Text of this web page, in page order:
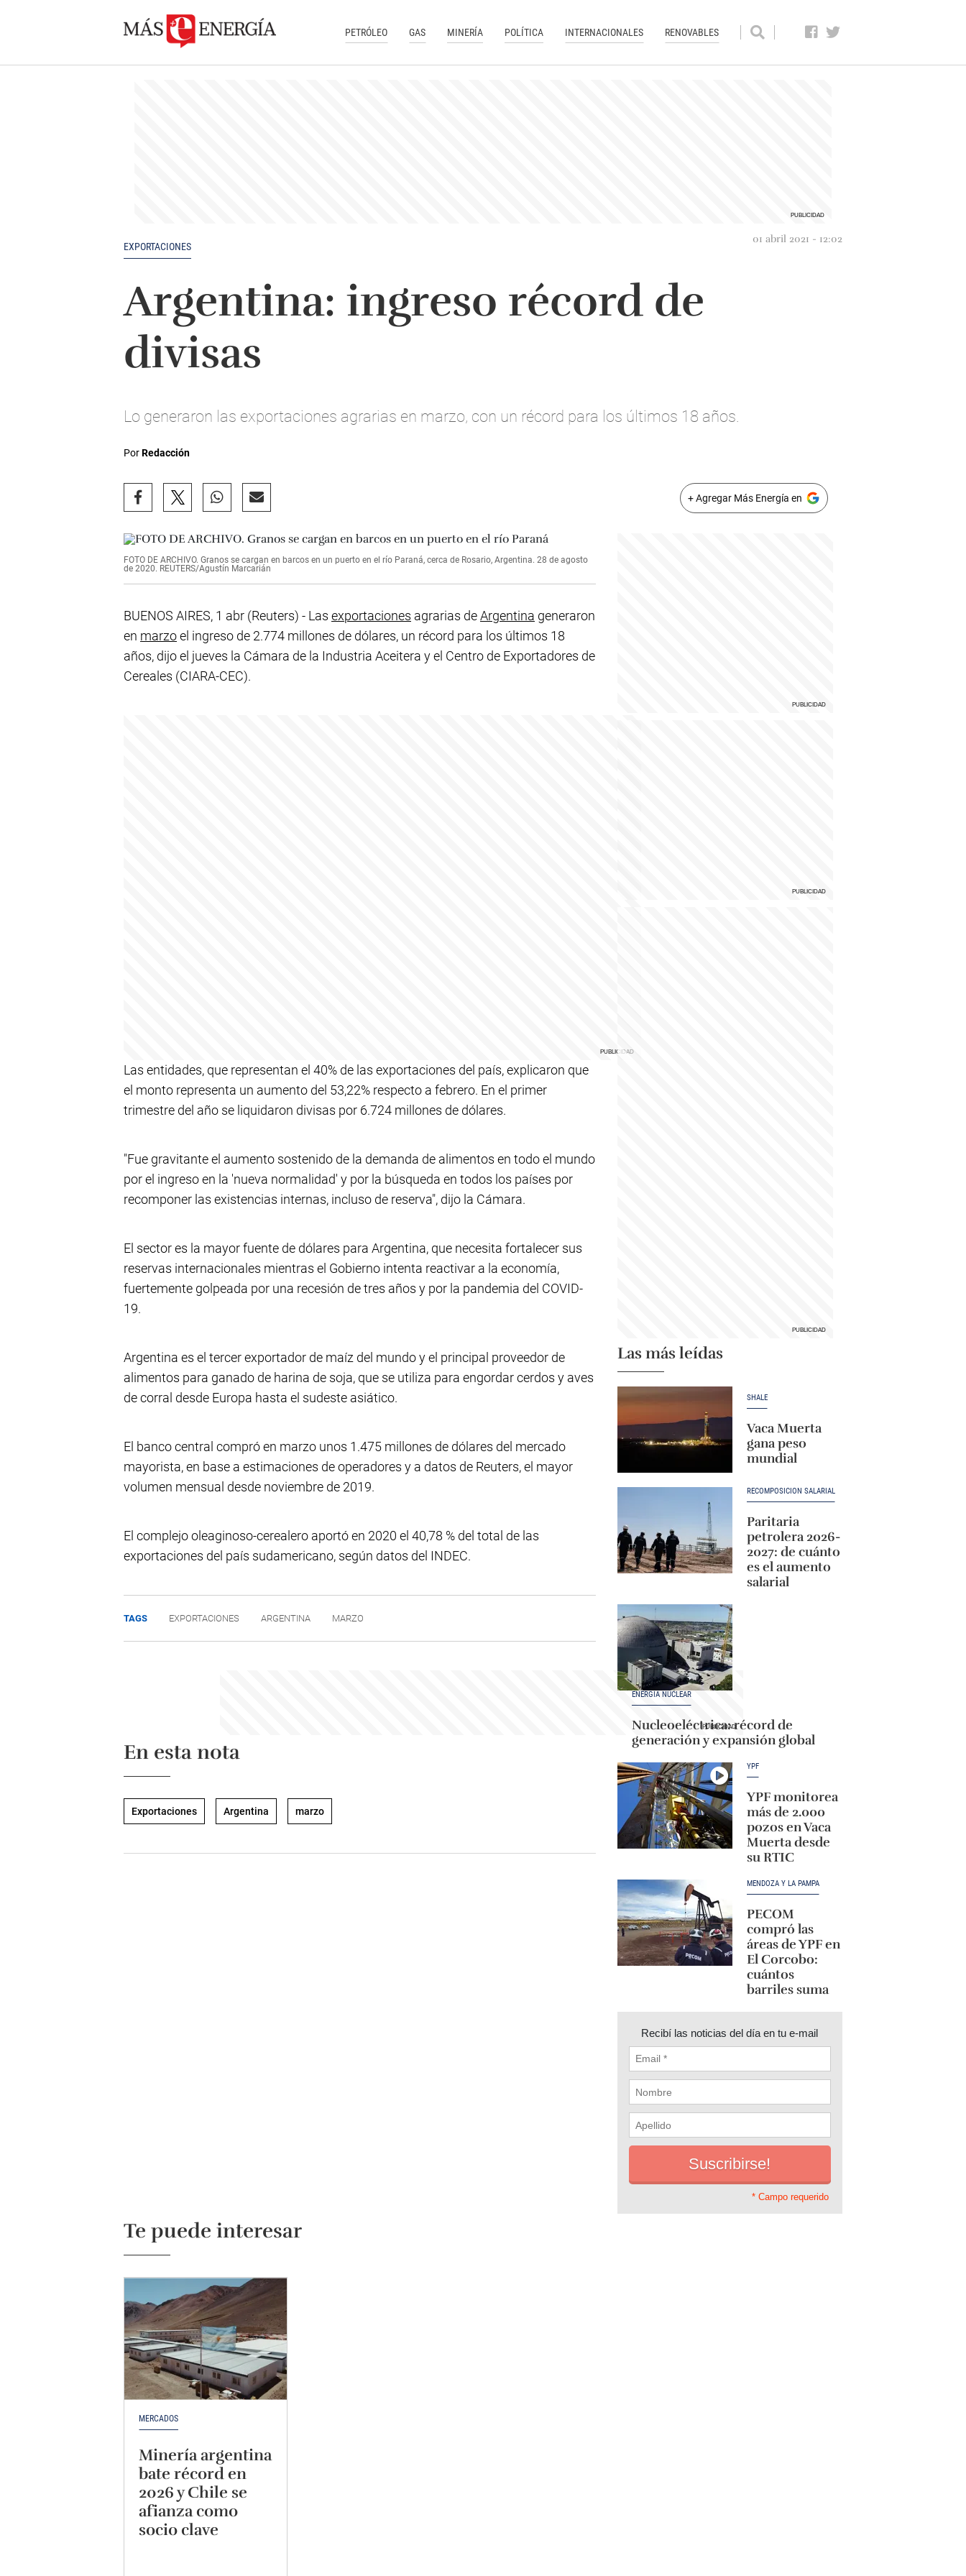
PETRÓLEO GAS MINERÍA POLÍTICA INTERNACIONALES RENOVABLES
EXPORTACIONES
01 abril 2021 - 12:02
Argentina: ingreso récord de
divisas
Lo generaron las exportaciones agrarias en marzo, con un récord para los últimos 18 años.
PorRedacción
+ Agregar Más Energía en
FOTO DE ARCHIVO. Granos se cargan en barcos en un puerto en el río Paraná, cerca de Rosario, Argentina. 28 de agosto
de 2020. REUTERS/Agustín Marcarián
BUENOS AIRES, 1 abr (Reuters) - Las exportaciones agrarias deArgentina generaron
en marzoel ingreso de 2.774 millones de dólares, un récord para los últimos 18
años, dijo el jueves la Cámara de la Industria Aceitera y el Centro de Exportadores de
Cereales (CIARA-CEC).
Las entidades, que representan el 40% de las exportaciones del país, explicaron que
el monto representa un aumento del 53,22% respecto a febrero. En el primer
trimestre del año se liquidaron divisas por 6.724 millones de dólares.
"Fue gravitante el aumento sostenido de la demanda de alimentos en todo el mundo
por el ingreso en la 'nueva normalidad' y por la búsqueda en todos los países por
recomponer las existencias internas, incluso de reserva", dijo la Cámara.
El sector es la mayor fuente de dólares para Argentina, que necesita fortalecer sus
reservas internacionales mientras el Gobierno intenta reactivar a la economía,
fuertemente golpeada por una recesión de tres años y por la pandemia del COVID-
19.
Argentina es el tercer exportador de maíz del mundo y el principal proveedor de
alimentos para ganado de harina de soja, que se utiliza para engordar cerdos y aves
de corral desde Europa hasta el sudeste asiático.
El banco central compró en marzo unos 1.475 millones de dólares del mercado
mayorista, en base a estimaciones de operadores y a datos de Reuters, el mayor
volumen mensual desde noviembre de 2019.
El complejo oleaginoso-cerealero aportó en 2020 el 40,78 % del total de las
exportaciones del país sudamericano, según datos del INDEC.
TAGS EXPORTACIONES ARGENTINA MARZO
En esta nota
Exportaciones Argentina marzo
Las más leídas
SHALE
Vaca Muerta
gana peso
mundial
RECOMPOSICIÓN SALARIAL
Paritaria
petrolera 2026-
2027: de cuánto
es el aumento
salarial
ENERGÍA NUCLEAR
Nucleoeléctrica: récord de
generación y expansión global
YPF
YPF monitorea
más de 2.000
pozos en Vaca
Muerta desde
su RTIC
MENDOZA Y LA PAMPA
PECOM
compró las
áreas de YPF en
El Corcobo:
cuántos
barriles suma
Recibí las noticias del día en tu e-mail
* Campo requerido
Te puede interesar
MERCADOS
Minería argentina
bate récord en
2026 y Chile se
afianza como
socio clave